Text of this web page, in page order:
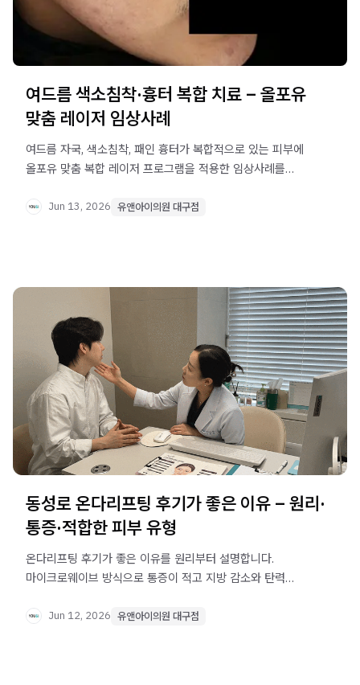
여드름 색소침착·흉터 복합 치료 – 올포유
맞춤 레이저 임상사례
여드름 자국, 색소침착, 패인 흉터가 복합적으로 있는 피부에
올포유 맞춤 복합 레이저 프로그램을 적용한 임상사례를
치료의 차이를 확인하세요.
Jun 13, 2026 유앤아이의원 대구점
동성로 온다리프팅 후기가 좋은 이유 – 원리·
통증·적합한 피부 유형
온다리프팅 후기가 좋은 이유를 원리부터 설명합니다.
마이크로웨이브 방식으로 통증이 적고 지방 감소와 탄력
선택됩니다. 대구 동성로 유앤아이의원.
Jun 12, 2026 유앤아이의원 대구점